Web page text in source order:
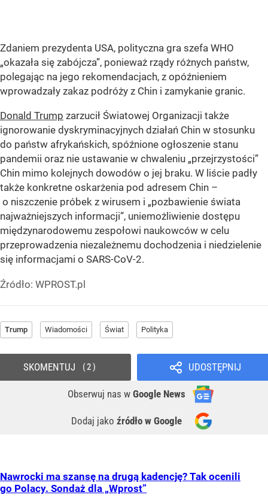
Zdaniem prezydenta USA, polityczna gra szefa WHO
„okazała się zabójcza”, ponieważ rządy różnych państw,
polegając na jego rekomendacjach, z opóźnieniem
wprowadzały zakaz podróży z Chin i zamykanie granic.
Donald Trump zarzucił Światowej Organizacji także
ignorowanie dyskryminacyjnych działań Chin w stosunku
do państw afrykańskich, spóźnione ogłoszenie stanu
pandemii oraz nie ustawanie w chwaleniu „przejrzystości”
Chin mimo kolejnych dowodów o jej braku. W liście padły
także konkretne oskarżenia pod adresem Chin –
o niszczenie próbek z wirusem i „pozbawienie świata
najważniejszych informacji”, uniemożliwienie dostępu
międzynarodowemu zespołowi naukowców w celu
przeprowadzenia niezależnemu dochodzenia i niedzielenie
się informacjami o SARS-CoV-2.
Źródło: WPROST.pl
Trump Wiadomości Świat Polityka
UDOSTĘPNIJ
Obserwuj nas w Google News
Dodaj jako źródło w Google
SKOMENTUJ 2
Nawrocki ma szansę na drugą kadencję? Tak ocenili
go Polacy. Sondaż dla „Wprost”